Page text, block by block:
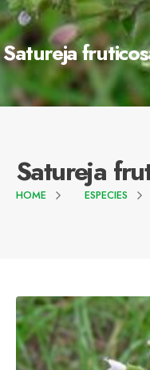
Satureja
Satureja
HOME ESPECIES